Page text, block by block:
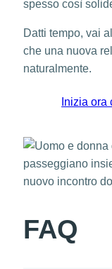
spesso così
Datti tempo, vai
che una nuova
naturalmente.
Inizia
FAQ